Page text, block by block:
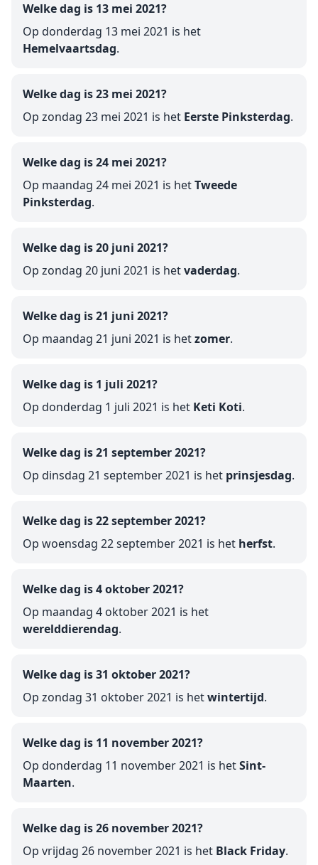
Welke dag is 13 mei 2021?
Op donderdag 13 mei 2021 is het
Hemelvaartsdag.
Welke dag is 23 mei 2021?
Op zondag 23 mei 2021 is het Eerste Pinksterdag.
Welke dag is 24 mei 2021?
Op maandag 24 mei 2021 is hetTweede
Pinksterdag.
Welke dag is 20 juni 2021?
Op zondag 20 juni 2021 is hetvaderdag.
Welke dag is 21 juni 2021?
Op maandag 21 juni 2021 is hetzomer.
Welke dag is 1 juli 2021?
Op donderdag 1 juli 2021 is het Keti Koti.
Welke dag is 21 september 2021?
Op dinsdag 21 september 2021 is het prinsjesdag.
Welke dag is 22 september 2021?
Op woensdag 22 september 2021 is het herfst.
Welke dag is 4 oktober 2021?
Op maandag 4 oktober 2021 is het
werelddierendag.
Welke dag is 31 oktober 2021?
Op zondag 31 oktober 2021 is hetwintertijd.
Welke dag is 11 november 2021?
Op donderdag 11 november 2021 is hetSint-
Maarten.
Welke dag is 26 november 2021?
Op vrijdag 26 november 2021 is het Black Friday.